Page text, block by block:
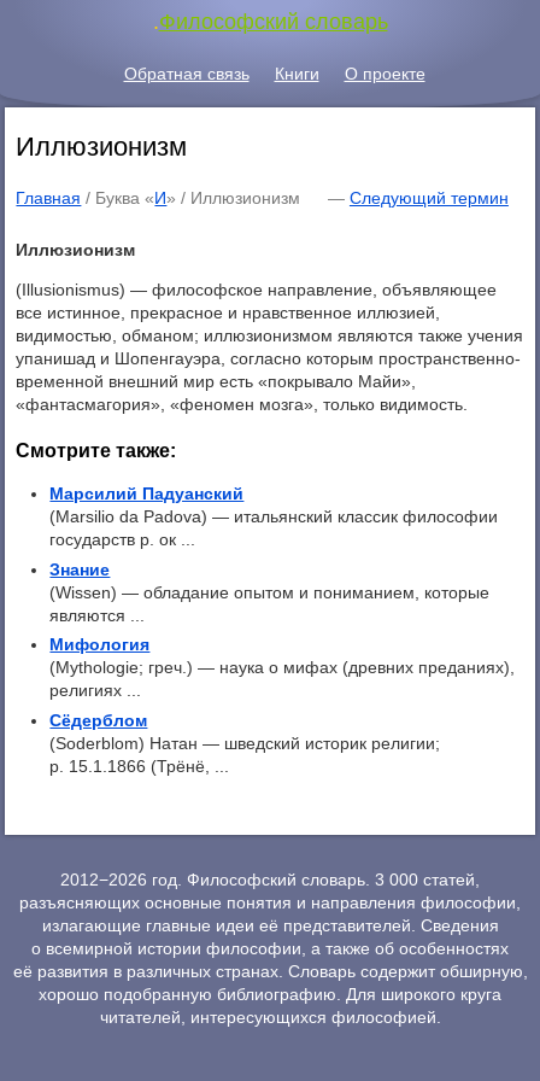
.Философский словарь
Обратная связь Книги О проекте
Иллюзионизм
Главная / Буква «И» / Иллюзионизм — Следующий термин
Иллюзионизм
(Illusionismus) — философское направление, объявляющее
все истинное, прекрасное и нравственное иллюзией,
видимостью, обманом; иллюзионизмом являются также учения
упанишад и Шопенгауэра, согласно которым пространственно-
временной внешний мир есть «покрывало Майи»,
«фантасмагория», «феномен мозга», только видимость.
Смотрите также:
Марсилий Падуанский
(Marsilio da Padova) — итальянский классик философии
государств р. ок ...
Знание
(Wissen) — обладание опытом и пониманием, которые
являются ...
Мифология
(Mythologie; греч.) — наука о мифах (древних преданиях),
религиях ...
Сёдерблом
(Soderblom) Натан — шведский историк религии;
p. 15.1.1866 (Трёнё, ...
2012−2026 год. Философский словарь. 3 000 статей,
разъясняющих основные понятия и направления философии,
излагающие главные идеи её представителей. Сведения
о всемирной истории философии, а также об особенностях
её развития в различных странах. Словарь содержит обширную,
хорошо подобранную библиографию. Для широкого круга
читателей, интересующихся философией.